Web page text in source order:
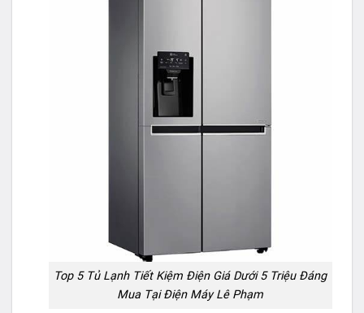
Top 5 Tủ Lạnh Tiết Kiệm Điện Giá Dưới 5 Triệu Đáng
Mua Tại Điện Máy Lê Phạm